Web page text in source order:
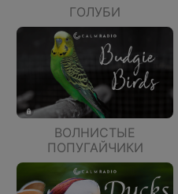
ГОЛУБИ
ВОЛНИСТЫЕ
ПОПУГАЙЧИКИ